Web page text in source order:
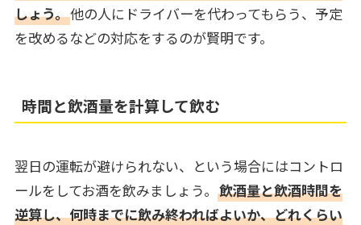
しょう。他の人にドライバーを代わってもらう、予定
を改めるなどの対応をするのが賢明です。
時間と飲酒量を計算して飲む
翌日の運転が避けられない、という場合にはコントロ
ールをしてお酒を飲みましょう。 飲酒量と飲酒時間を
逆算し、何時までに飲み終わればよいか、どれくらい